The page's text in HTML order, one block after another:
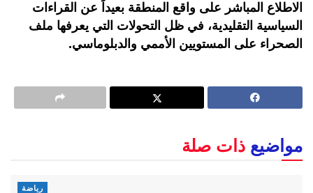
الاطلاع المباشر على واقع المنطقة بعيداً عن القراءات
السياسية التقليدية، في ظل التحولات التي يعرفها ملف
الصحراء على المستويين الأممي والدبلوماسي.
مواضيع ذات صلة
رياضة